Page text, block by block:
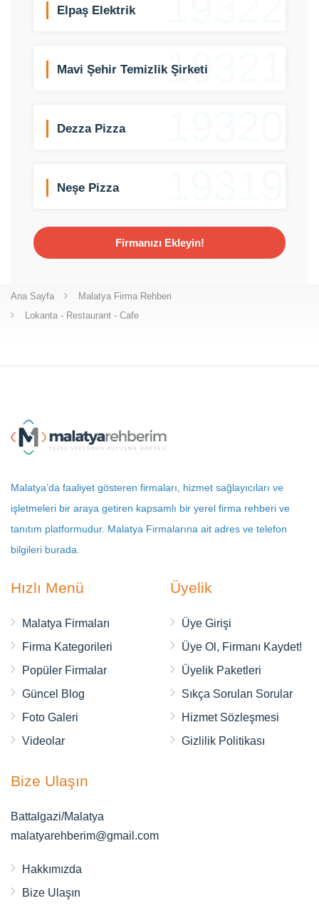
Elpaş Elektrik
19321
Mavi Şehir Temizlik Şirketi
Dezza Pizza
Neşe Pizza
Firmanızı Ekleyin!
Ana Sayfa
Malatya Firma Rehberi
Lokanta - Restaurant - Cafe
Malatya’da faaliyet gösteren firmaları, hizmet sağlayıcıları ve
işletmeleri bir araya getiren kapsamlı bir yerel firma rehberi ve
tanıtım platformudur. Malatya Firmalarına ait adres ve telefon
bilgileri burada.
Hızlı Menü
Malatya Firmaları
Firma Kategorileri
Popüler Firmalar
Güncel Blog
Foto Galeri
Videolar
Üyelik
Üye Girişi
Üye Ol, Firmanı Kaydet!
Üyelik Paketleri
Sıkça Sorulan Sorular
Hizmet Sözleşmesi
Gizlilik Politikası
Bize Ulaşın
Battalgazi/Malatya
malatyarehberim@gmail.com
Hakkımızda
Bize Ulaşın